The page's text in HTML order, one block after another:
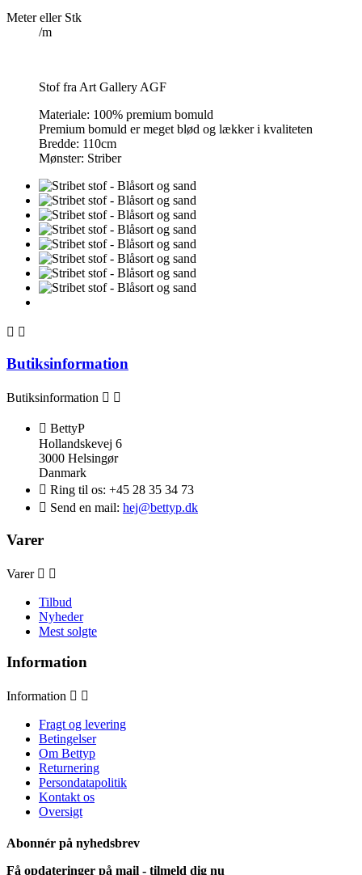
Meter eller Stk
/m
Stof fra Art Gallery AGF
Materiale: 100% premium bomuld
Premium bomuld er meget blød og lækker i kvaliteten
Bredde: 110cm
Mønster: Striber
 
Butiksinformation
Butiksinformation  
 BettyP
Hollandskevej 6
3000 Helsingør
Danmark
 Ring til os: +45 28 35 34 73
 Send en mail: hej@bettyp.dk
Varer
Varer  
Tilbud
Nyheder
Mest solgte
Information
Information  
Fragt og levering
Betingelser
Om Bettyp
Returnering
Persondatapolitik
Kontakt os
Oversigt
Abonnér på nyhedsbrev
Få opdateringer på mail - tilmeld dig nu